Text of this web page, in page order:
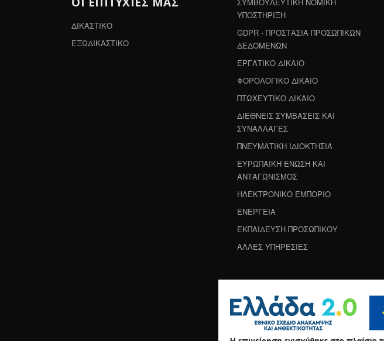
ΔΙΚΑΣΤΙΚΟ
ΕΞΩΔΙΚΑΣΤΙΚΟ
ΥΠΟΣΤΗΡΙΞΗ
GDPR - ΠΡΟΣΤΑΣΙΑ ΠΡΟΣΩΠΙΚΩΝ
ΔΕΔΟΜΕΝΩΝ
ΕΡΓΑΤΙΚΟ ΔΙΚΑΙΟ
ΦΟΡΟΛΟΓΙΚΟ ΔΙΚΑΙΟ
ΠΤΩΧΕΥΤΙΚΟ ΔΙΚΑΙΟ
ΔΙΕΘΝΕΙΣ ΣΥΜΒΑΣΕΙΣ ΚΑΙ
ΣΥΝΑΛΛΑΓΕΣ
ΠΝΕΥΜΑΤΙΚΗ ΙΔΙΟΚΤΗΣΙΑ
ΕΥΡΩΠΑΙΚΗ ΕΝΩΣΗ ΚΑΙ
ΑΝΤΑΓΩΝΙΣΜΟΣ
ΗΛΕΚΤΡΟΝΙΚΟ ΕΜΠΟΡΙΟ
ΕΝΕΡΓΕΙΑ
ΕΚΠΑΙΔΕΥΣΗ ΠΡΟΣΩΠΙΚΟΥ
ΑΛΛΕΣ ΥΠΗΡΕΣΙΕΣ